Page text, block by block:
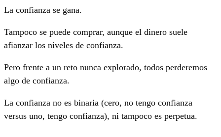
La confianza se gana.
Tampoco se puede comprar, aunque el dinero suele
afianzar los niveles de confianza.
Pero frente a un reto nunca explorado, todos perderemos
algo de confianza.
La confianza no es binaria (cero, no tengo confianza
versus uno, tengo confianza), ni tampoco es perpetua.